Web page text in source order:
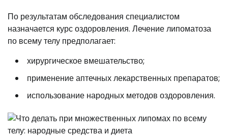
По результатам обследования специалистом
назначается курс оздоровления. Лечение липоматоза
по всему телу предполагает:
хирургическое вмешательство;
применение аптечных лекарственных препаратов;
использование народных методов оздоровления.